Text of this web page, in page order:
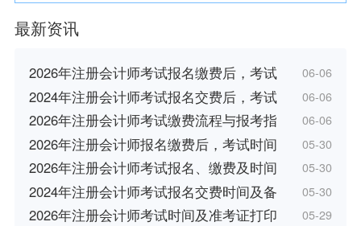
最新资讯
2026年注册会计师考试报名缴费后，考试 06-06
2024年注册会计师考试报名交费后，考试 06-06
2026年注册会计师考试缴费流程与报考指 06-06
2026年注册会计师报名缴费后，考试时间 05-30
2026年注册会计师考试报名、缴费及时间 05-30
2024年注册会计师考试报名交费时间及备 05-30
2026年注册会计师考试时间及准考证打印 05-29